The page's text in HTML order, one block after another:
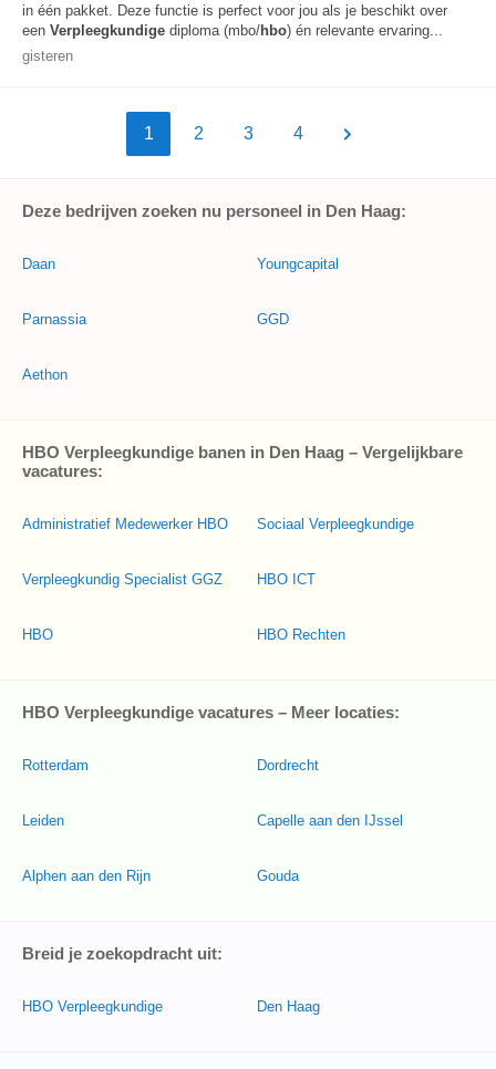
in één pakket. Deze functie is perfect voor jou als je beschikt over
een Verpleegkundige diploma (mbo/hbo) én relevante ervaring...
gisteren
1 2 3 4
Deze bedrijven zoeken nu personeel in Den Haag:
Daan
Parnassia
Aethon
Youngcapital
GGD
HBO Verpleegkundige banen in Den Haag – Vergelijkbare
vacatures:
Administratief Medewerker HBO
Verpleegkundig Specialist GGZ
HBO
Sociaal Verpleegkundige
HBO ICT
HBO Rechten
HBO Verpleegkundige vacatures – Meer locaties:
Rotterdam
Leiden
Alphen aan den Rijn
Dordrecht
Capelle aan den IJssel
Gouda
Breid je zoekopdracht uit:
HBO Verpleegkundige Den Haag